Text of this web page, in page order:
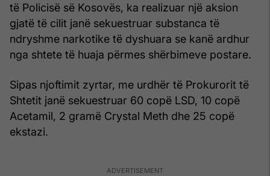
të Policisë së Kosovës, ka realizuar një aksion
gjatë të cilit janë sekuestruar substanca të
ndryshme narkotike të dyshuara se kanë ardhur
nga shtete të huaja përmes shërbimeve postare.
Sipas njoftimit zyrtar, me urdhër të Prokurorit të
Shtetit janë sekuestruar 60 copë LSD, 10 copë
Acetamil, 2 gramë Crystal Meth dhe 25 copë
ekstazi.